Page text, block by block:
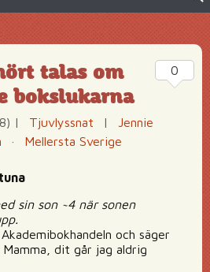
talas om
bokslukarna
| Tjuvlyssnat |
Jennie
· Mellersta Sverige
sin son ~4 när sonen
och säger
dit går jag aldrig
0